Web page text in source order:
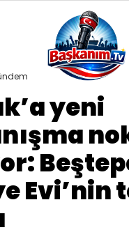
yeni
Evi’nin